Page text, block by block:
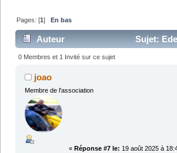
Pages: [1] En bas
Auteur
Sujet:
(Lu 30311 fois)
0 Membres et 1 Invité sur ce sujet
joao
Membre de l'association
« Réponse #7 le: 19 août 2025 à